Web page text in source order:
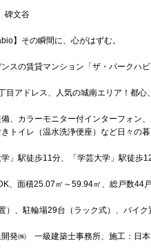
文谷
】その瞬間に、心がはずむ。
スの賃貸マンション「ザ・パークハビ
アドレス、人気の城南エリア！都心
、カラーモニター付インターフォン
トイレ（温水洗浄便座）など日々の
」駅徒歩11分、「学芸大学」駅徒歩12
、面積25.07㎡～59.94㎡、総戸数44戸
、駐輪場29台（ラック式）、バイク
発㈱ 一級建築士事務所、施工：日